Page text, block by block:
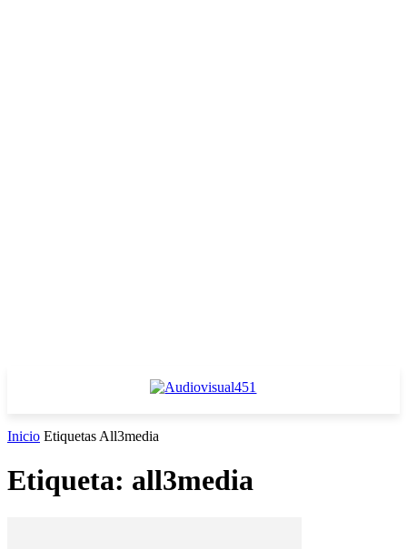
Inicio Etiquetas All3media
Etiqueta: all3media